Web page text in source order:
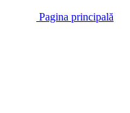
Pagina principală